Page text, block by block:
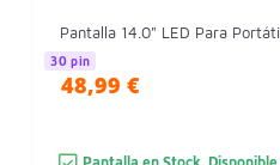
Pantalla 14.0" LED Para
30 pin
48,99 €